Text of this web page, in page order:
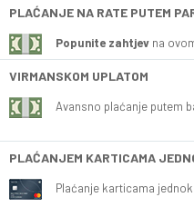
PLAĆANJE NA RATE PUTEM
Popunite zahtjev na
VIRMANSKOM UPLATOM
Avansno plaćanje putem
PLAĆANJEM KARTICAMA
Plaćanje karticama